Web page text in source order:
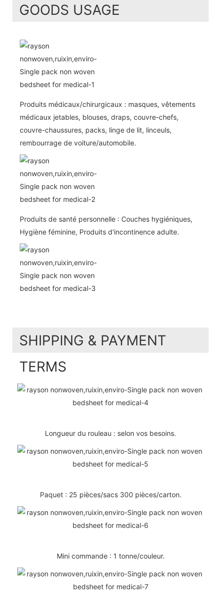
GOODS USAGE
Produits médicaux/chirurgicaux : masques, vêtements
médicaux jetables, blouses, draps, couvre-chefs,
couvre-chaussures, packs, linge de lit, linceuls,
rembourrage de voiture/automobile.
Produits de santé personnelle : Couches hygiéniques,
Hygiène féminine, Produits d'incontinence adulte.
SHIPPING & PAYMENT
TERMS
Longueur du rouleau : selon vos besoins.
Paquet : 25 pièces/sacs 300 pièces/carton.
Mini commande : 1 tonne/couleur.